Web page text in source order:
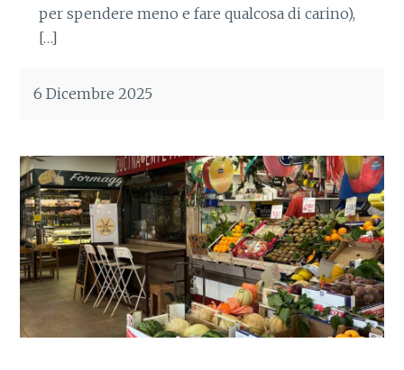
per spendere meno e fare qualcosa di carino),
[…]
6 Dicembre 2025